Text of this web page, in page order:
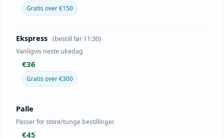
Gratis over €150
Ekspress (bestill før 11:30)
Vanligvis neste ukedag
€36
Gratis over €300
Palle
Passer for store/tunge bestillinger
€45